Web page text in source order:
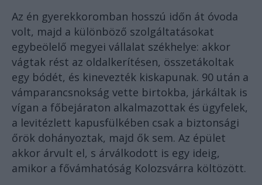
Az én gyerekkoromban hosszú időn át óvoda
volt, majd a különböző szolgáltatásokat
egybeölelő megyei vállalat székhelye: akkor
vágtak rést az oldalkerítésen, összetákoltak
egy bódét, és kinevezték kiskapunak. 90 után a
vámparancsnokság vette birtokba, járkáltak is
vígan a főbejáraton alkalmazottak és ügyfelek,
a levitézlett kapusfülkében csak a biztonsági
őrök dohányoztak, majd ők sem. Az épület
akkor árvult el, s árválkodott is egy ideig,
amikor a fővámhatóság Kolozsvárra költözött.